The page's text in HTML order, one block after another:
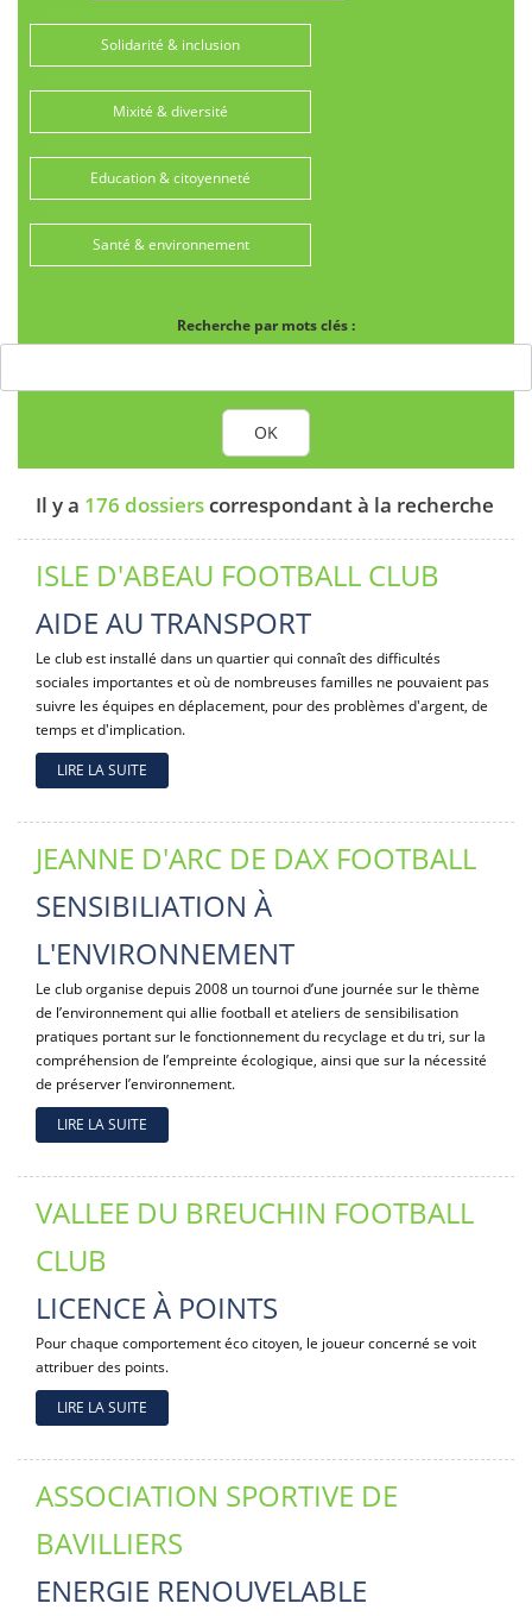
Solidarité & inclusion
Mixité & diversité
Education & citoyenneté
Santé & environnement
Recherche par mots clés :
OK
Il y a 176 dossierscorrespondant à la recherche
ISLE D'ABEAU FOOTBALL CLUB
AIDE AU TRANSPORT
Le club est installé dans un quartier qui connaît des difficultés
sociales importantes et où de nombreuses familles ne pouvaient pas
suivre les équipes en déplacement, pour des problèmes d'argent, de
temps et d'implication.
LIRE LA SUITE
JEANNE D'ARC DE DAX FOOTBALL
SENSIBILIATION À
L'ENVIRONNEMENT
Le club organise depuis 2008 un tournoi d’une journée sur le thème
de l’environnement qui allie football et ateliers de sensibilisation
pratiques portant sur le fonctionnement du recyclage et du tri, sur la
compréhension de l’empreinte écologique, ainsi que sur la nécessité
de préserver l’environnement.
LIRE LA SUITE
VALLEE DU BREUCHIN FOOTBALL
CLUB
LICENCE À POINTS
Pour chaque comportement éco citoyen, le joueur concerné se voit
attribuer des points.
LIRE LA SUITE
ASSOCIATION SPORTIVE DE
BAVILLIERS
ENERGIE RENOUVELABLE